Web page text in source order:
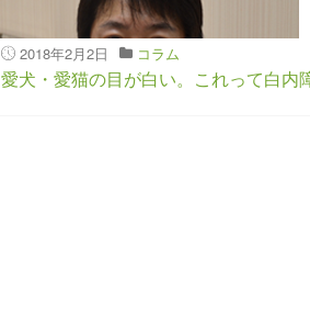
2018年2月2日 コラム
愛犬・愛猫の目が白い。これって白内